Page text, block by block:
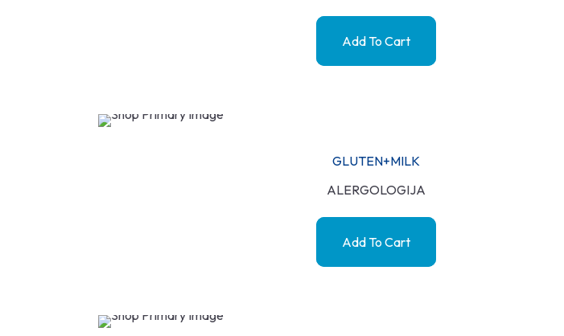
Add To Cart
GLUTEN+MILK
ALERGOLOGIJA
Add To Cart